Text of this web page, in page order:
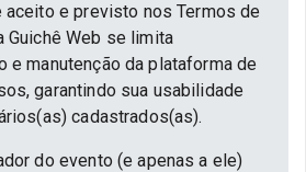
aceito e previsto nos Termos de
Guichê Web se limita
e manutenção da plataforma de
garantindo sua usabilidade
cadastrados(as).
do evento (e apenas a ele)